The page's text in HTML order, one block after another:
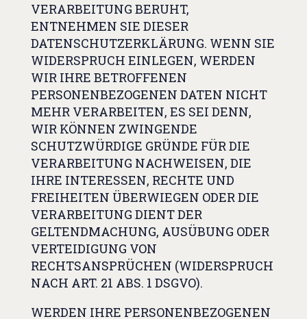
VERARBEITUNG BERUHT,
ENTNEHMEN SIE DIESER
DATENSCHUTZERKLÄRUNG. WENN SIE
WIDERSPRUCH EINLEGEN, WERDEN
WIR IHRE BETROFFENEN
PERSONENBEZOGENEN DATEN NICHT
MEHR VERARBEITEN, ES SEI DENN,
WIR KÖNNEN ZWINGENDE
SCHUTZWÜRDIGE GRÜNDE FÜR DIE
VERARBEITUNG NACHWEISEN, DIE
IHRE INTERESSEN, RECHTE UND
FREIHEITEN ÜBERWIEGEN ODER DIE
VERARBEITUNG DIENT DER
GELTENDMACHUNG, AUSÜBUNG ODER
VERTEIDIGUNG VON
RECHTSANSPRÜCHEN (WIDERSPRUCH
NACH ART. 21 ABS. 1 DSGVO).
WERDEN IHRE PERSONENBEZOGENEN